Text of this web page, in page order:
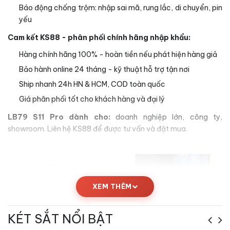
Báo động chống trộm: nhập sai mã, rung lắc, di chuyển, pin
yếu
Cam kết KS88 - phân phối chính hãng nhập khẩu:
Hàng chính hãng 100% - hoàn tiền nếu phát hiện hàng giả
Bảo hành online 24 tháng - kỹ thuật hỗ trợ tận nơi
Ship nhanh 24h HN & HCM, COD toàn quốc
Giá phân phối tốt cho khách hàng và đại lý
LB79 S11 Pro dành cho: doanh nghiệp lớn, công ty,
showroom. Liên hệ KS88 để được tư vấn và đặt mua.
XEM THÊM
KÉT SẮT NỔI BẬT